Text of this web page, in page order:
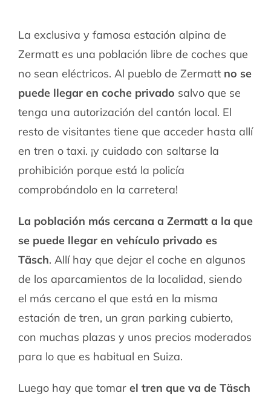
La exclusiva y famosa estación alpina de
Zermatt es una población libre de coches que
no sean eléctricos. Al pueblo de Zermatt no se
puede llegar en coche privado salvo que se
tenga una autorización del cantón local. El
resto de visitantes tiene que acceder hasta allí
en tren o taxi. ¡y cuidado con saltarse la
prohibición porque está la policía
comprobándolo en la carretera!
La población más cercana a Zermatt a la que
se puede llegar en vehículo privado es
Täsch. Allí hay que dejar el coche en algunos
de los aparcamientos de la localidad, siendo
el más cercano el que está en la misma
estación de tren, un gran parking cubierto,
con muchas plazas y unos precios moderados
para lo que es habitual en Suiza.
Luego hay que tomar el tren que va de Täsch